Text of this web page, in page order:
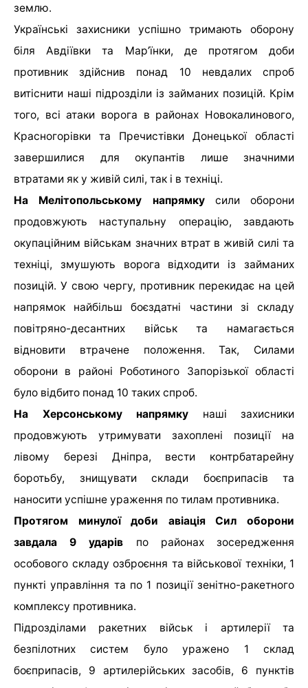
землю.
Українські захисники успішно тримають оборону
біля Авдіївки та Мар’їнки, де протягом доби
противник здійснив понад 10 невдалих спроб
витіснити наші підрозділи із займаних позицій. Крім
того, всі атаки ворога в районах Новокалинового,
Красногорівки та Пречистівки Донецької області
завершилися для окупантів лише значними
втратами як у живій силі, так і в техніці.
На Мелітопольському напрямкусили оборони
продовжують наступальну операцію, завдають
окупаційним військам значних втрат в живій силі та
техніці, змушують ворога відходити із займаних
позицій. У свою чергу, противник перекидає на цей
напрямок найбільш боєздатні частини зі складу
повітряно-десантних військ та намагається
відновити втрачене положення. Так, Силами
оборони в районі Роботиного Запорізької області
було відбито понад 10 таких спроб.
На Херсонському напрямку наші захисники
продовжують утримувати захоплені позиції на
лівому березі Дніпра, вести контрбатарейну
боротьбу, знищувати склади боєприпасів та
наносити успішне ураження по тилам противника.
Протягом минулої доби авіація Сил оборони
завдала 9 ударів по районах зосередження
особового складу озброєння та військової техніки, 1
пункті управління та по 1 позиції зенітно-ракетного
комплексу противника.
Підрозділами ракетних військ і артилерії та
безпілотних систем було уражено 1 склад
боєприпасів, 9 артилерійських засобів, 6 пунктів